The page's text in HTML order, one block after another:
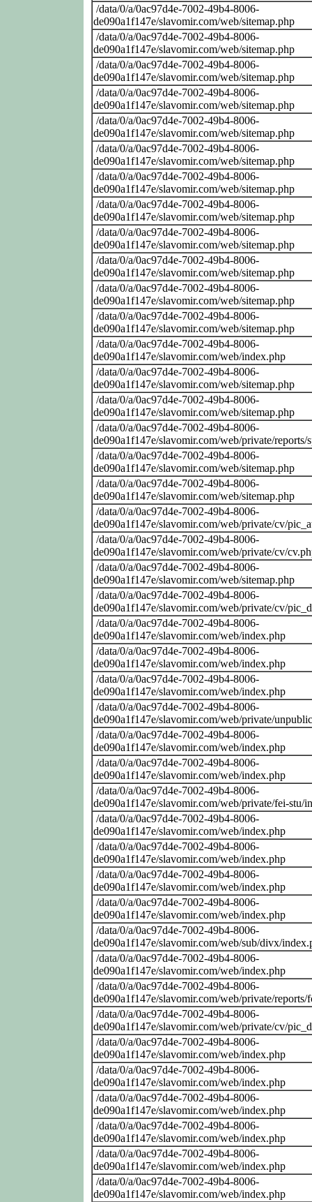
/data/0/a/0ac97d4e-7002-49b4-8006-
de090a1f147e/slavomir.com/web/sitemap.php
/data/0/a/0ac97d4e-7002-49b4-8006-
de090a1f147e/slavomir.com/web/sitemap.php
/data/0/a/0ac97d4e-7002-49b4-8006-
de090a1f147e/slavomir.com/web/sitemap.php
/data/0/a/0ac97d4e-7002-49b4-8006-
de090a1f147e/slavomir.com/web/sitemap.php
/data/0/a/0ac97d4e-7002-49b4-8006-
de090a1f147e/slavomir.com/web/sitemap.php
/data/0/a/0ac97d4e-7002-49b4-8006-
de090a1f147e/slavomir.com/web/sitemap.php
/data/0/a/0ac97d4e-7002-49b4-8006-
de090a1f147e/slavomir.com/web/sitemap.php
/data/0/a/0ac97d4e-7002-49b4-8006-
de090a1f147e/slavomir.com/web/sitemap.php
/data/0/a/0ac97d4e-7002-49b4-8006-
de090a1f147e/slavomir.com/web/sitemap.php
/data/0/a/0ac97d4e-7002-49b4-8006-
de090a1f147e/slavomir.com/web/sitemap.php
/data/0/a/0ac97d4e-7002-49b4-8006-
de090a1f147e/slavomir.com/web/sitemap.php
/data/0/a/0ac97d4e-7002-49b4-8006-
de090a1f147e/slavomir.com/web/sitemap.php
/data/0/a/0ac97d4e-7002-49b4-8006-
de090a1f147e/slavomir.com/web/index.php
/data/0/a/0ac97d4e-7002-49b4-8006-
de090a1f147e/slavomir.com/web/sitemap.php
/data/0/a/0ac97d4e-7002-49b4-8006-
de090a1f147e/slavomir.com/web/sitemap.php
/data/0/a/0ac97d4e-7002-49b4-8006-
de090a1f147e/slavomir.com/web/private/reports/
/data/0/a/0ac97d4e-7002-49b4-8006-
de090a1f147e/slavomir.com/web/sitemap.php
/data/0/a/0ac97d4e-7002-49b4-8006-
de090a1f147e/slavomir.com/web/sitemap.php
/data/0/a/0ac97d4e-7002-49b4-8006-
de090a1f147e/slavomir.com/web/private/cv/
/data/0/a/0ac97d4e-7002-49b4-8006-
de090a1f147e/slavomir.com/web/private/cv/
/data/0/a/0ac97d4e-7002-49b4-8006-
de090a1f147e/slavomir.com/web/sitemap.php
/data/0/a/0ac97d4e-7002-49b4-8006-
de090a1f147e/slavomir.com/web/private/cv/
/data/0/a/0ac97d4e-7002-49b4-8006-
de090a1f147e/slavomir.com/web/index.php
/data/0/a/0ac97d4e-7002-49b4-8006-
de090a1f147e/slavomir.com/web/index.php
/data/0/a/0ac97d4e-7002-49b4-8006-
de090a1f147e/slavomir.com/web/index.php
/data/0/a/0ac97d4e-7002-49b4-8006-
de090a1f147e/slavomir.com/web/private/
/data/0/a/0ac97d4e-7002-49b4-8006-
de090a1f147e/slavomir.com/web/index.php
/data/0/a/0ac97d4e-7002-49b4-8006-
de090a1f147e/slavomir.com/web/index.php
/data/0/a/0ac97d4e-7002-49b4-8006-
de090a1f147e/slavomir.com/web/private/fei-stu/
/data/0/a/0ac97d4e-7002-49b4-8006-
de090a1f147e/slavomir.com/web/index.php
/data/0/a/0ac97d4e-7002-49b4-8006-
de090a1f147e/slavomir.com/web/index.php
/data/0/a/0ac97d4e-7002-49b4-8006-
de090a1f147e/slavomir.com/web/index.php
/data/0/a/0ac97d4e-7002-49b4-8006-
de090a1f147e/slavomir.com/web/index.php
/data/0/a/0ac97d4e-7002-49b4-8006-
de090a1f147e/slavomir.com/web/sub/divx/
/data/0/a/0ac97d4e-7002-49b4-8006-
de090a1f147e/slavomir.com/web/index.php
/data/0/a/0ac97d4e-7002-49b4-8006-
de090a1f147e/slavomir.com/web/private/
/data/0/a/0ac97d4e-7002-49b4-8006-
de090a1f147e/slavomir.com/web/private/cv/
/data/0/a/0ac97d4e-7002-49b4-8006-
de090a1f147e/slavomir.com/web/index.php
/data/0/a/0ac97d4e-7002-49b4-8006-
de090a1f147e/slavomir.com/web/index.php
/data/0/a/0ac97d4e-7002-49b4-8006-
de090a1f147e/slavomir.com/web/index.php
/data/0/a/0ac97d4e-7002-49b4-8006-
de090a1f147e/slavomir.com/web/index.php
/data/0/a/0ac97d4e-7002-49b4-8006-
de090a1f147e/slavomir.com/web/index.php
/data/0/a/0ac97d4e-7002-49b4-8006-
de090a1f147e/slavomir.com/web/index.php